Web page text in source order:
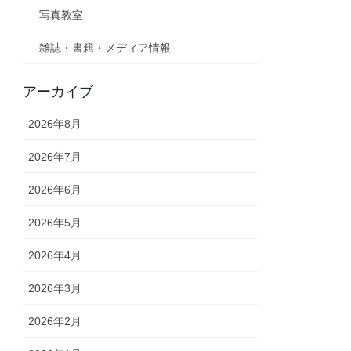
写真教室
雑誌・書籍・メディア情報
アーカイブ
2026年8月
2026年7月
2026年6月
2026年5月
2026年4月
2026年3月
2026年2月